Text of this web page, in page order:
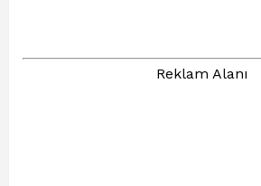
Reklam Alanı